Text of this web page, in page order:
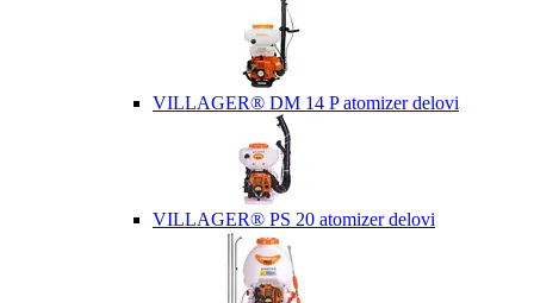
VILLAGER® DM 14 P atomizer delovi
VILLAGER® PS 20 atomizer delovi